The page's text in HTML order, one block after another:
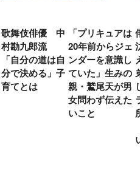
歌舞伎俳優 中
村勘九郎流
「自分の道は自
分で決める」子
育てとは
「プリキュアは
20年前からジェ
ンダーを意識し
ていた」生みの
親・鷲尾天が男
女問わず伝えた
いこと